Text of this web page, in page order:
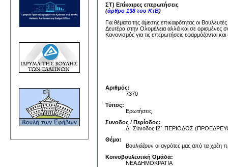
ΣΤ) Επίκαιρες επερωτήσεις
(άρθρο 138 του ΚτΒ)
Για θέματα της άμεσης επικαιρότητας οι
Δευτέρα στην Ολομέλεια αλλά και σε ορισμένες
Κανονισμός για τις επερωτήσεις εφαρμόζονται
Αριθμός:
7370
Τύπος:
Ερωτήσεις
Συνοδος / Περίοδος:
Δ΄ Σύνοδος ΙΖ΄ ΠΕΡΙΟΔΟΣ
Θέμα:
Βουλιάζουν οι αγρότες μας από τα χρέη
Κοινοβουλευτική Ομάδα:
ΝΕΑ ΔΗΜΟΚΡΑΤΙΑ